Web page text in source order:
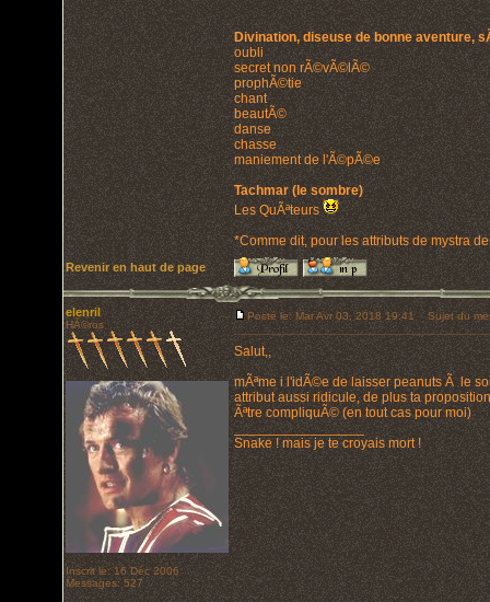
Divination, diseuse de bonne aventure,
oubli
secret non rÃ©vÃ©lÃ©
prophÃ©tie
chant
beautÃ©
danse
chasse
maniement de l'Ã©pÃ©e
Tachmar (le sombre)
Les QuÃªteurs
*Comme dit, pour les attributs de mystra
Revenir en haut de page
elenril
HÃ©ros
Inscrit le: 16 Déc 2006
Messages: 527
Posté le: Mar Avr 03, 2018 19:41 Sujet du
Salut,,
mÃªme i l'idÃ©e de laisser peanuts Ã le
attribut aussi ridicule, de plus ta
Ãªtre compliquÃ© (en tout cas pour moi)
_________________
Snake ! mais je te croyais mort !